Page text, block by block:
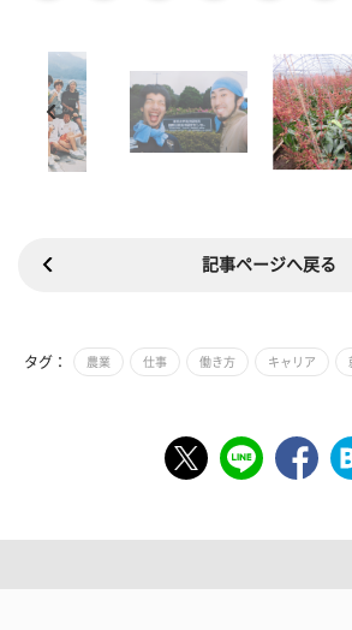
記事ページへ戻る
タグ： 農業 仕事 働き方 キャリア